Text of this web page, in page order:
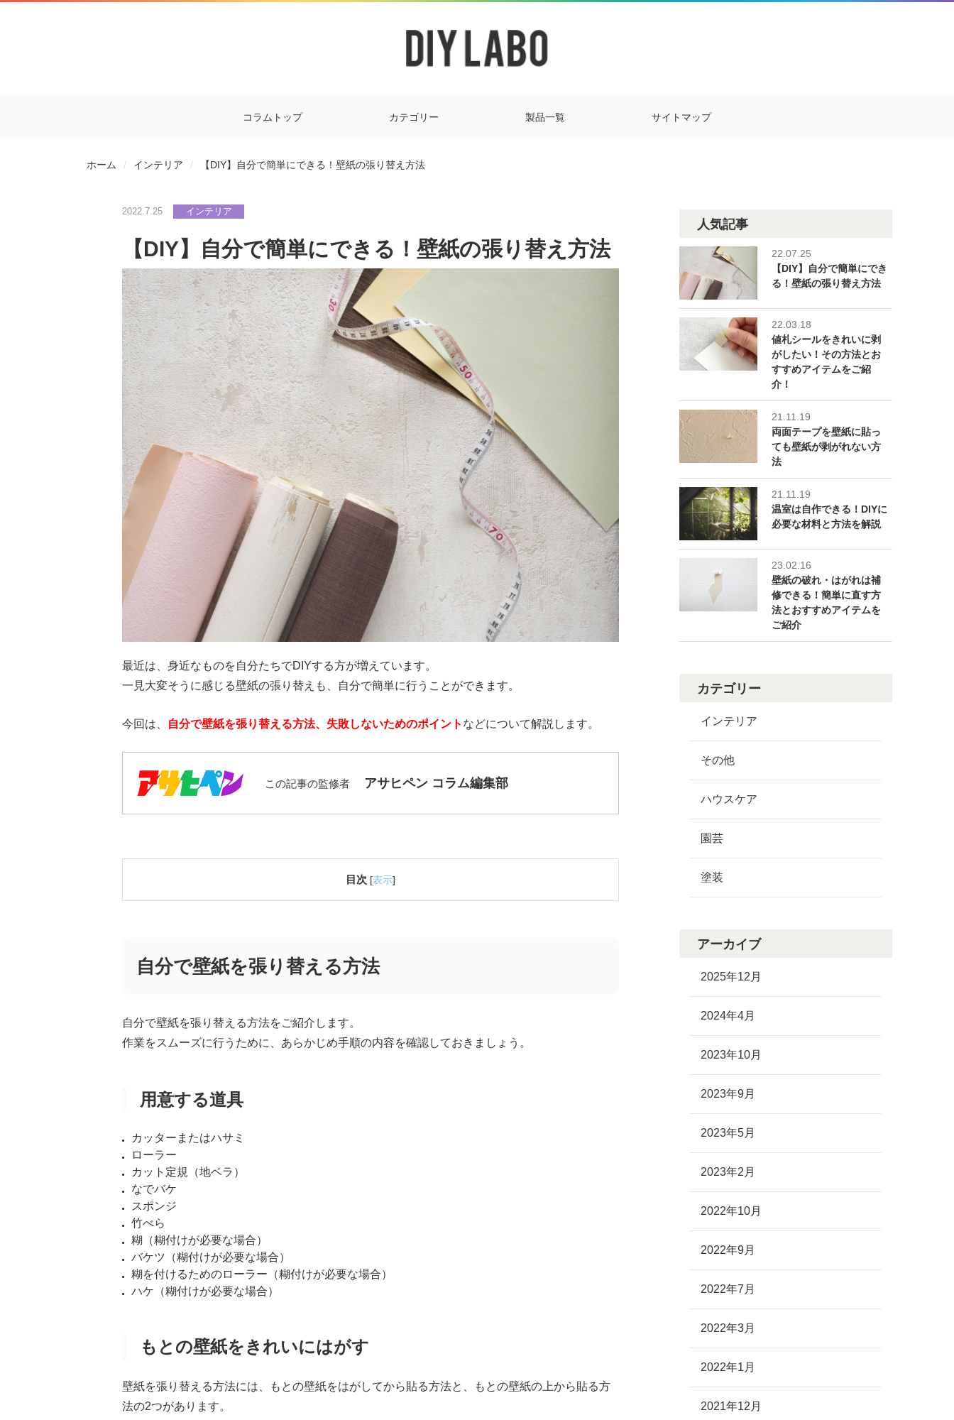
コラムトップ カテゴリー 製品一覧 サイトマップ
ホーム インテリア 【DIY】自分で簡単にできる！壁紙の張り替え方法
2022.7.25 インテリア
【DIY】自分で簡単にできる！壁紙の張り替え方法
最近は、身近なものを自分たちでDIYする方が増えています。
一見大変そうに感じる壁紙の張り替えも、自分で簡単に行うことができます。
今回は、 自分で壁紙を張り替える方法、失敗しないためのポイント などについて解説します。
この記事の監修者 アサヒペン コラム編集部
目次 [表示]
自分で壁紙を張り替える方法
自分で壁紙を張り替える方法をご紹介します。
作業をスムーズに行うために、あらかじめ手順の内容を確認しておきましょう。
用意する道具
カッターまたはハサミ
ローラー
カット定規（地ベラ）
なでバケ
スポンジ
竹べら
糊（糊付けが必要な場合）
バケツ（糊付けが必要な場合）
糊を付けるためのローラー（糊付けが必要な場合）
ハケ（糊付けが必要な場合）
もとの壁紙をきれいにはがす
壁紙を張り替える方法には、もとの壁紙をはがしてから貼る方法と、もとの壁紙の上から貼る方
法の2つがあります。
人気記事
22.07.25
【DIY】自分で簡単にでき
る！壁紙の張り替え方法
22.03.18
値札シールをきれいに剥
がしたい！その方法とお
すすめアイテムをご紹
介！
21.11.19
両面テープを壁紙に貼っ
ても壁紙が剥がれない方
法
21.11.19
温室は自作できる！DIYに
必要な材料と方法を解説
23.02.16
壁紙の破れ・はがれは補
修できる！簡単に直す方
法とおすすめアイテムを
ご紹介
カテゴリー
インテリア
その他
ハウスケア
園芸
塗装
アーカイブ
2025年12月
2024年4月
2023年10月
2023年9月
2023年5月
2023年2月
2022年10月
2022年9月
2022年7月
2022年3月
2022年1月
2021年12月